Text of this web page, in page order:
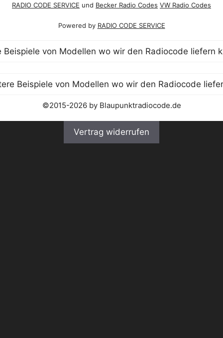
RADIO CODE SERVICE und Becker Radio Codes VW Radio Codes
Powered by RADIO CODE SERVICE
©2015-2026 by Blaupunktradiocode.de
Vertrag widerrufen